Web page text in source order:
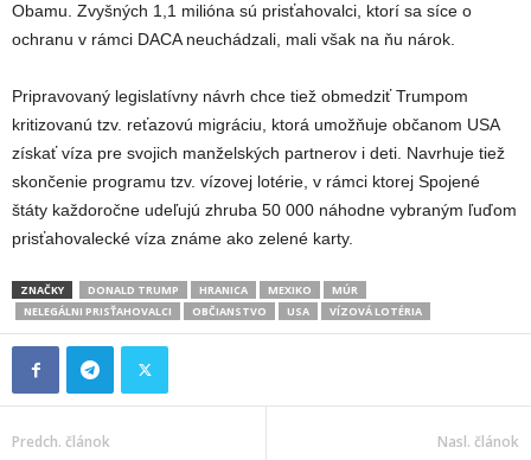
Obamu. Zvyšných 1,1 milióna sú prisťahovalci, ktorí sa síce o
ochranu v rámci DACA neuchádzali, mali však na ňu nárok.
Pripravovaný legislatívny návrh chce tiež obmedziť Trumpom
kritizovanú tzv. reťazovú migráciu, ktorá umožňuje občanom USA
získať víza pre svojich manželských partnerov i deti. Navrhuje tiež
skončenie programu tzv. vízovej lotérie, v rámci ktorej Spojené
štáty každoročne udeľujú zhruba 50 000 náhodne vybraným ľuďom
prisťahovalecké víza známe ako zelené karty.
ZNAČKY DONALD TRUMP HRANICA MEXIKO
MÚR
NELEGÁLNI PRISŤAHOVALCI
OBČIANSTVO USA VÍZOVÁ LOTÉRIA
Predch. článok Nasl. článok